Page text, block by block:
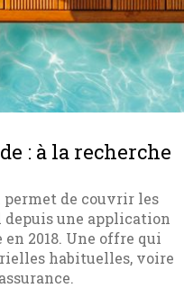
: à la recherche
permet de couvrir les
depuis une application
2018. Une offre qui
habituelles, voire